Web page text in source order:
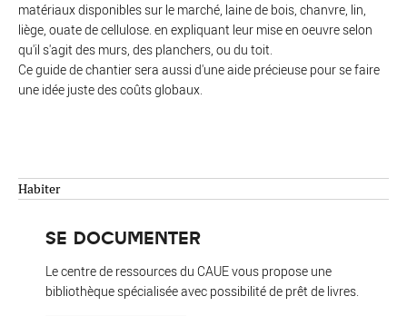
Habiter
SE DOCUMENTER
Le centre de ressources du CAUE vous propose une
bibliothèque spécialisée avec possibilité de prêt de livres.
matériaux disponibles sur le marché, laine de bois, chanvre, lin,
liège, ouate de cellulose. en expliquant leur mise en oeuvre selon
qu'il s'agit des murs, des planchers, ou du toit.
Ce guide de chantier sera aussi d'une aide précieuse pour se faire
une idée juste des coûts globaux.